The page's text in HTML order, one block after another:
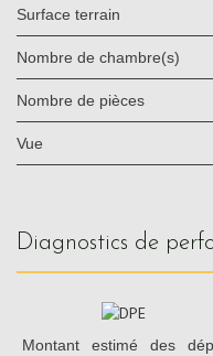
surface terrain
Nombre de chambre(s)
Nombre de pièces
Vue
diagnostics de
Montant estimé des